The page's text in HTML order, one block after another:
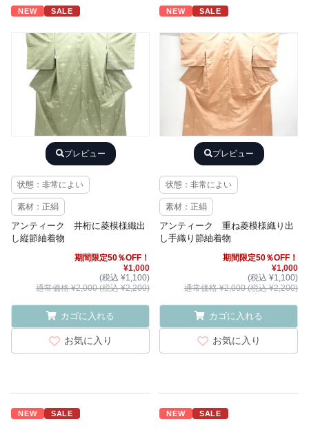
NEW SALE
プレビュー
状態：非常によい
素材：正絹
アンティーク 井桁に菱模様織出
し縦節紬着物
期間限定50％OFF！
¥1,000
(税込 ¥1,100)
通常価格 ¥2,000 (税込 ¥2,200)
カゴに入れる
お気に入り
NEW SALE
プレビュー
状態：非常によい
素材：正絹
アンティーク 重ね菱模様織り出
し手織り節紬着物
期間限定50％OFF！
¥1,000
(税込 ¥1,100)
通常価格 ¥2,000 (税込 ¥2,200)
カゴに入れる
お気に入り
NEW SALE NEW SALE